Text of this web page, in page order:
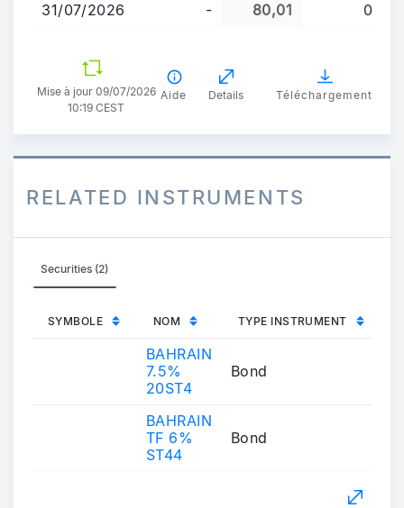
31/07/2026
- 80,01 0
Mise à jour 09/07/2026
10:19 CEST
Aide Details Téléchargement
RELATED INSTRUMENTS
Securities (2)
SYMBOLE NOM TYPE INSTRUMENT
BAHRAIN
7.5%
20ST4
Bond
BAHRAIN
TF 6%
ST44
Bond